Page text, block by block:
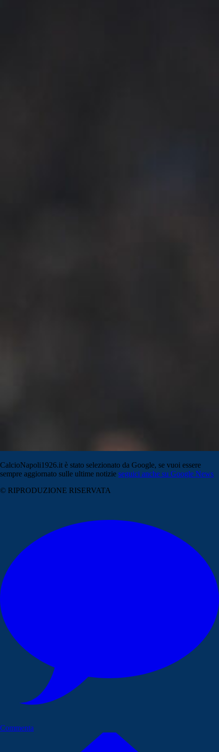
CalcioNapoli1926.it è stato selezionato da Google, se vuoi essere
sempre aggiornato sulle ultime notizie seguici anche su Google News
© RIPRODUZIONE RISERVATA
Commenta